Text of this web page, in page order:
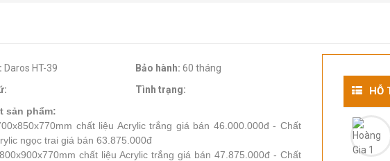
Daros HT-39 Bảo hành: 60 tháng
Tình trạng:
sản phẩm:
chất liệu Acrylic trắng giá bán 46.000.000đ - Chất
ngọc trai giá bán 63.875.000đ
chất liệu Acrylic trắng giá bán 47.875.000đ - Chất
HỖ